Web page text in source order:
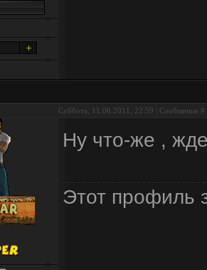
Суббота, 11.06.2011, 22:59 | Сообщение #
Ну что-же ,
Этот профиль